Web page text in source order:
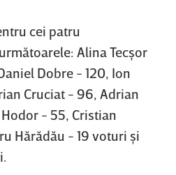
cei patru
Alina Tecşor
Dobre - 120, Ion
Cruciat - 96, Adrian
- 55, Cristian
Hărădău - 19 voturi şi